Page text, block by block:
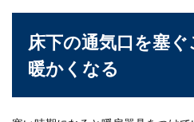
ススメ？コ
床下の通気口を塞
暖かくなる